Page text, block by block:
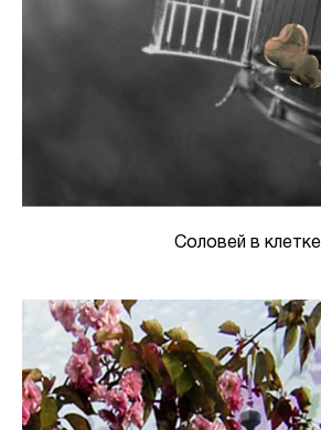
Соловей в клетке